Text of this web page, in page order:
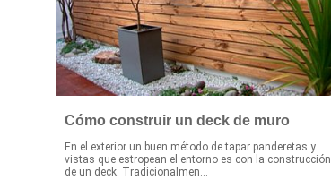
Cómo construir un deck de muro
En el exterior un buen método de tapar panderetas y
vistas que estropean el entorno es con la construcción
de un deck. Tradicionalmen...